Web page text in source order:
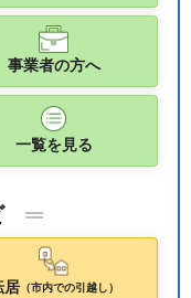
事業者の方へ
一覧を見る
居（市内での引越し）